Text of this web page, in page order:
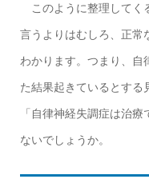
このように整理してく
言うよりはむしろ、正常
わかります。つまり、自
た結果起きているとする
「自律神経失調症は治
ないでしょうか。